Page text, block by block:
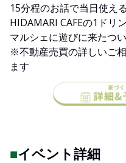
15分程のお話で当日使える
HIDAMARI CAFEの1ドリ
マルシェに遊びに来たつ
※不動産売買の詳しいご
ます
■イベント詳細